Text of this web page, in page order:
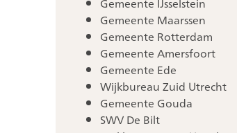
Gemeente Maarssen
Gemeente Rotterdam
Gemeente Amersfoort
Gemeente Ede
Wijkbureau Zuid Utrecht
Gemeente Gouda
SWV De Bilt